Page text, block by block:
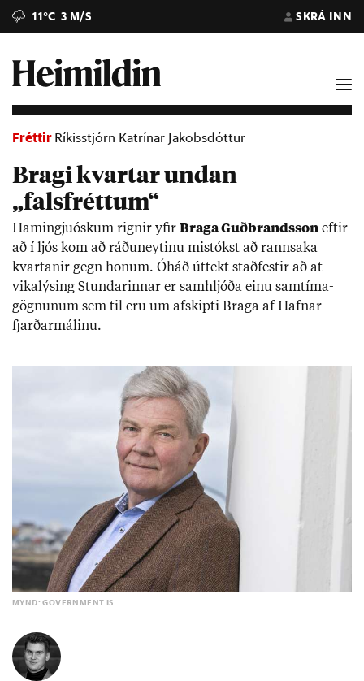
11°C 3 M/S SKRÁ INN
Fréttir Ríkisstjórn Katrínar Jakobsdóttur
Bragi kvartar undan
„falsfréttum“
Ham­ingjuósk­um rign­ir yf­ir Braga Guð­brands­son eft­ir
að í ljós kom að ráðu­neyt­inu mistókst að rann­saka
kvart­an­ir gegn hon­um. Óháð út­tekt stað­fest­ir að at­
vika­lýs­ing Stund­ar­inn­ar er sam­hljóða einu sam­tíma­
gögn­un­um sem til eru um af­skipti Braga af Hafn­ar­
fjarð­ar­mál­inu.
MYND: GOVERNMENT.IS